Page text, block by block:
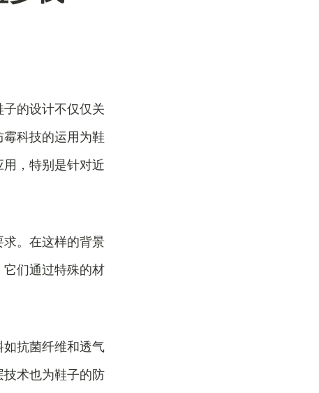
的设计不仅仅关
科技的运用为鞋
，特别是针对近
。在这样的背景
们通过特殊的材
抗菌纤维和透气
术也为鞋子的防